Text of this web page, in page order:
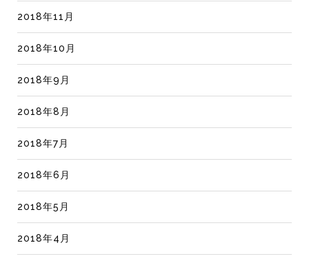
2018年11月
2018年10月
2018年9月
2018年8月
2018年7月
2018年6月
2018年5月
2018年4月